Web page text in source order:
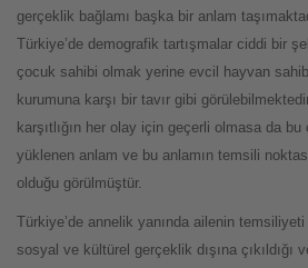
gerçeklik bağlamı başka bir anlam
Türkiye’de demografik tartışmalar ciddi bir
çocuk sahibi olmak yerine evcil hayvan
kurumuna karşı bir tavır gibi
karşıtlığın her olay için geçerli olmasa da
yüklenen anlam ve bu anlamın temsili
olduğu görülmüştür.
Türkiye’de annelik yanında ailenin
sosyal ve kültürel gerçeklik dışına çıkıldığı